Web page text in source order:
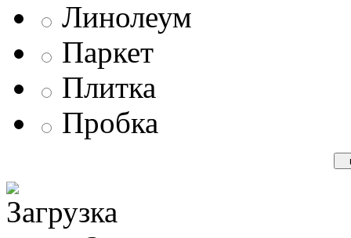
Линолеум
Паркет
Плитка
Пробка